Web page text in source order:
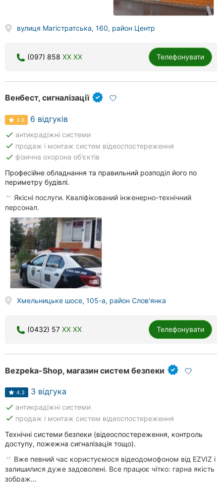
вулиця Магістратська, 160, район Центр
(097) 858 XX XX Телефонувати
Венбест, сигналізації
3.8 6 відгуків
done антикрадіжні системи
done продаж і монтаж систем відеоспостереження
done фізична охорона об'єктів
Професійне обладнання та правильний розподіл його по
периметру будівлі.
Якісні послуги. Кваліфікований інженерно-технічний
персонал.
Хмельницьке шосе, 105-а, район Слов'янка
(0432) 57 XX XX Телефонувати
Bezpeka-Shop, магазин систем безпеки
4.3 3 відгука
done антикрадіжні системи
done продаж і монтаж систем відеоспостереження
Технічні системи безпеки (відеоспостереження, контроль
доступу, пожежна сигналізація тощо).
Вже певний час користуємося відеодомофоном від EZVIZ і
залишилися дуже задоволені. Все працює чітко: гарна якість
зображ...